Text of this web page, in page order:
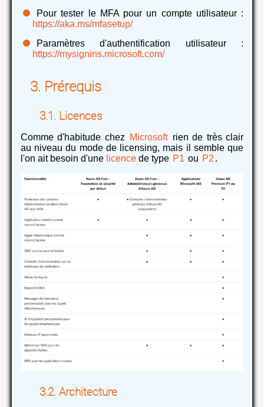
Pour tester le MFA pour un compte utilisateur :
https://aka.ms/mfasetup/
Paramètres d'authentification utilisateur :
https://mysignins.microsoft.com/
Prérequis
Licences
Comme d'habitude chez Microsoft rien de très clair
au niveau du mode de licensing, mais il semble que
l'on ait besoin d'une licence de type P1 ou P2 .
Architecture